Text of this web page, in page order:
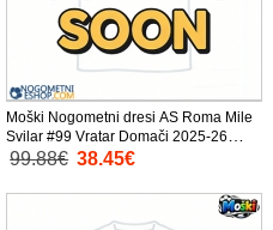
Moški Nogometni dresi AS Roma Mile
Svilar #99 Vratar Domači 2025-26
Kratek Rokav
99.88€ 38.45€